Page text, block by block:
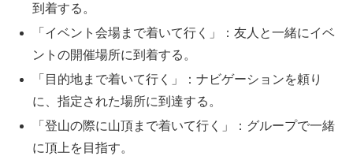
到着する。
「イベント会場まで着いて行く」：友人と一緒にイベ
ントの開催場所に到着する。
「目的地まで着いて行く」：ナビゲーションを頼り
に、指定された場所に到達する。
「登山の際に山頂まで着いて行く」：グループで一緒
に頂上を目指す。